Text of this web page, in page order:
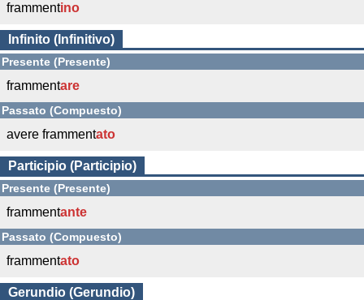
frammentino
Infinito (Infinitivo)
Presente (Presente)
frammentare
Passato (Compuesto)
avere frammentato
Participio (Participio)
Presente (Presente)
frammentante
Passato (Compuesto)
frammentato
Gerundio (Gerundio)